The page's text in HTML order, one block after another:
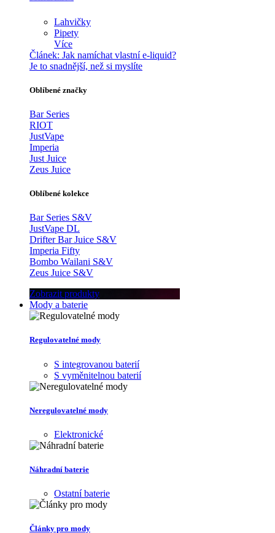
Lahvičky
Pipety
Více
Článek: Jak namíchat vlastní e-liquid?
Je to snadnější, než si myslíte
Oblíbené značky
Bar Series
RIOT
JustVape
Imperia
Just Juice
Zeus Juice
Oblíbené kolekce
Bar Series S&V
JustVape DL
Drifter Bar Juice S&V
Imperia Fifty
Bombo Wailani S&V
Zeus Juice S&V
Zobrazit produkty
Mody a baterie
Regulovatelné mody
S integrovanou baterií
S vyměnitelnou baterií
Neregulovatelné mody
Elektronické
Náhradní baterie
Ostatní baterie
Články pro mody